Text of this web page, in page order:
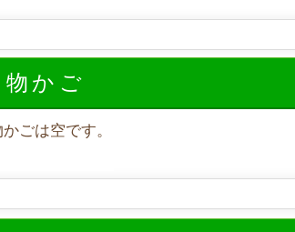
かご
ごは空です。